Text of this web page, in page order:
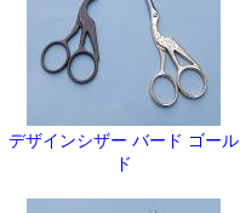
デザインシザー バード ゴール
ド